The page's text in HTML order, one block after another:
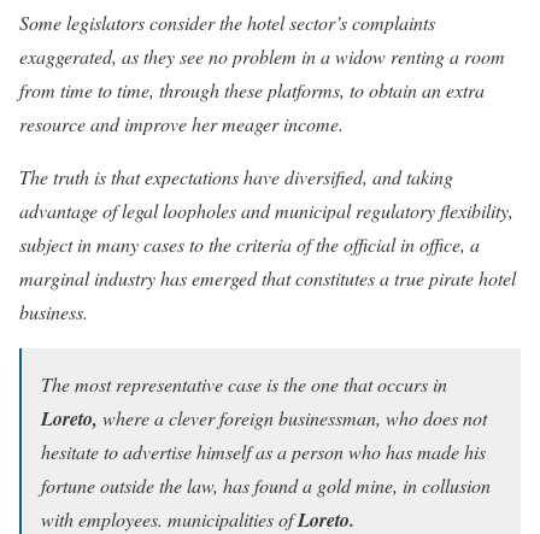
Some legislators consider the hotel sector’s complaints
exaggerated, as they see no problem in a widow renting a room
from time to time, through these platforms, to obtain an extra
resource and improve her meager income.
The truth is that expectations have diversified, and taking
advantage of legal loopholes and municipal regulatory flexibility,
subject in many cases to the criteria of the official in office, a
marginal industry has emerged that constitutes a true pirate hotel
business.
The most representative case is the one that occurs in
Loreto, where a clever foreign businessman, who does not
hesitate to advertise himself as a person who has made his
fortune outside the law, has found a gold mine, in collusion
with employees. municipalities ofLoreto.